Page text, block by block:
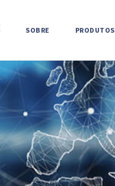
SOBRE PRODUTOS